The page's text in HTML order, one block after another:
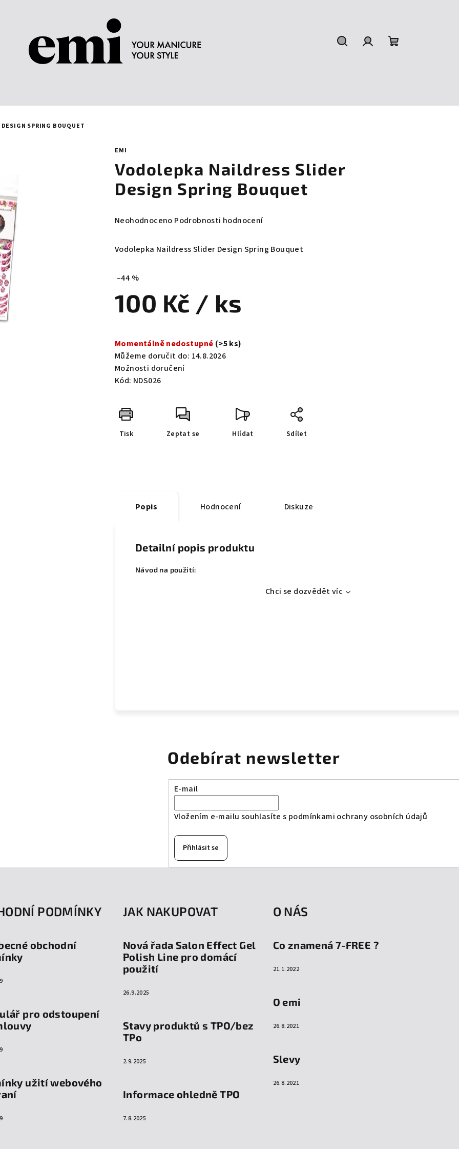
SPRING BOUQUET
EMI
Vodolepka Naildress Slider
Design Spring Bouquet
Průměrné
produktu
z
5
hvězdiček.
Neohodnoceno Podrobnosti hodnocení
Vodolepka Naildress Slider Design Spring Bouquet
–44 %
100 Kč / ks
cena:
Momentálně nedostupné (>5 ks)
Můžeme doručit do: 14.8.2026
Možnosti doručení
Kód: NDS026
Tisk Zeptat se Hlídat Sdílet
Popis Hodnocení Diskuze
Detailní popis produktu
Návod na použití:
Chci se dozvědět víc
Odebírat newsletter
E-mail
Vložením e-mailu souhlasíte s podmínkami ochrany osobních údajů
Přihlásit se
PODMÍNKY
obchodní
pro odstoupení
užití webového
JAK NAKUPOVAT
Nová řada Salon Effect Gel
Polish Line pro domácí
použití
26.9.2025
Stavy produktů s TPO/bez
TPo
2.9.2025
Informace ohledně TPO
7.8.2025
O NÁS
Co znamená 7-FREE ?
21.1.2022
O emi
26.8.2021
Slevy
26.8.2021